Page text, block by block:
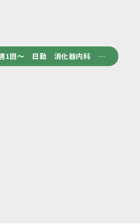
週1回～ 日勤 消化器内科 …